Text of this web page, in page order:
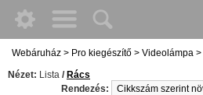
Webáruház > Pro kiegészítő > Videolámpa >
Nézet: Lista / Rács
Rendezés: